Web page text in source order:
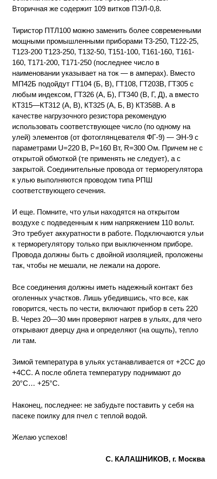
Вторичная же содержит 109 витков ПЭЛ-0,8.
Тиристор ПТЛ100 можно заменить более современными
мощными промышленными приборами Т3-250, Т122-25,
Т123-200 Т123-250, Т132-50, Т151-100, Т161-160, Т161-
160, Т171-200, Т171-250 (последнее число в
наименовании указывает на ток — в амперах). Вместо
МП42Б подойдут ГТ104 (Б, В), ГТ108, ГТ203В, ГТ305 с
любым индексом, ГТ326 (А, Б), ГТ340 (В, Г, Д), а вместо
КТ315—КТ312 (А, В), КТ325 (А, Б, В) КТ358В. А в
качестве нагрузочного резистора рекомендую
использовать соответствующее число (по одному на
улей) элементов (от фотоглянцевателя ФГ-9) — ЭН-9 с
параметрами U=220 В, Р=160 Вт, R=300 Ом. Причем не с
открытой обмоткой (те применять не следует), а с
закрытой. Соединительные провода от терморегулятора
к улью выполняются проводом типа РПШ
соответствующего сечения.
И еще. Помните, что ульи находятся на открытом
воздухе с подведенным к ним напряжением 110 вольт.
Это требует аккуратности в работе. Подключаются ульи
к терморегулятору только при выключенном приборе.
Провода должны быть с двойной изоляцией, проложены
так, чтобы не мешали, не лежали на дороге.
Все соединения должны иметь надежный контакт без
оголенных участков. Лишь убедившись, что все, как
говорится, честь по чести, включают прибор в сеть 220
В. Через 20—30 мин проверяют нагрев в ульях, для чего
открывают дверцу дна и определяют (на ощупь), тепло
ли там.
Зимой температура в ульях устанавливается от +2СС до
+4СС. А после облета температуру поднимают до
20°С… +25°С.
Наконец, последнее: не забудьте поставить у себя на
пасеке поилку для пчел с теплой водой.
Желаю успехов!
С. КАЛАШНИКОВ, г. Москва